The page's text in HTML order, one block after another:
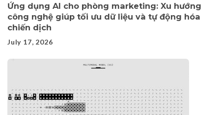
Ứng dụng AI cho phòng marketing: Xu hướng
công nghệ giúp tối ưu dữ liệu và tự động hóa
chiến dịch
July 17, 2026